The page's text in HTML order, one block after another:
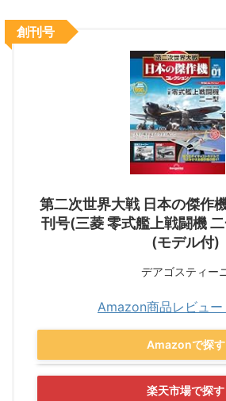
第二次世界大戦 日本の傑作
刊号(三菱 零式艦上戦闘機
(モデル付)
デアゴスティー
Amazon商品レビュー
Amazonで探す
楽天市場で探す
創刊号